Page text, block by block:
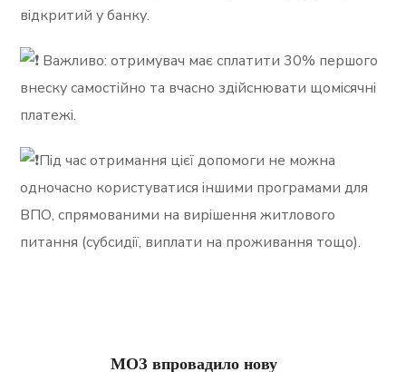
відкритий у банку.
Важливо: отримувач має сплатити 30% першого
внеску самостійно та вчасно здійснювати щомісячні
платежі.
Під час отримання цієї допомоги не можна
одночасно користуватися іншими програмами для
ВПО, спрямованими на вирішення житлового
питання (субсидії, виплати на проживання тощо).
МОЗ впровадило нову